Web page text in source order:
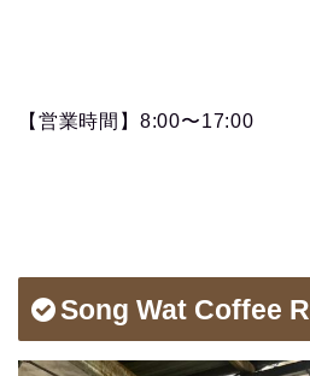
【営業時間】8:00〜17:00
Song Wat Coffee
コーヒー
まとめ記事